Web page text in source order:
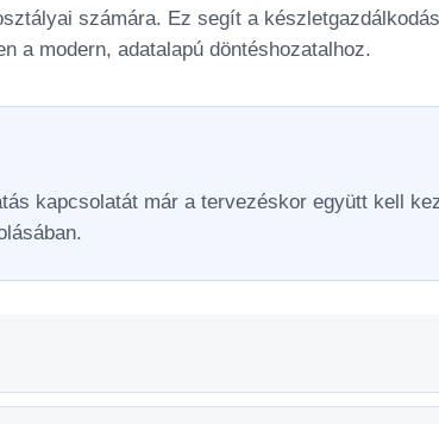
számára. Ez segít a
a modern, adatalapú döntéshozatalhoz.
kapcsolatát már a tervezéskor együtt kell